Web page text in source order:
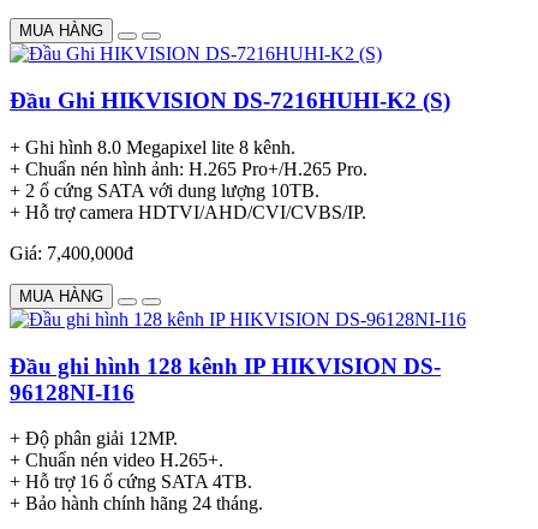
MUA HÀNG
Đầu Ghi HIKVISION DS-7216HUHI-K2 (S)
+ Ghi hình 8.0 Megapixel lite 8 kênh.
+ Chuẩn nén hình ảnh: H.265 Pro+/H.265 Pro.
+ 2 ổ cứng SATA với dung lượng 10TB.
+ Hỗ trợ camera HDTVI/AHD/CVI/CVBS/IP.
Giá: 7,400,000đ
MUA HÀNG
Đầu ghi hình 128 kênh IP HIKVISION DS-
96128NI-I16
+ Độ phân giải 12MP.
+ Chuẩn nén video H.265+.
+ Hỗ trợ 16 ổ cứng SATA 4TB.
+ Bảo hành chính hãng 24 tháng.